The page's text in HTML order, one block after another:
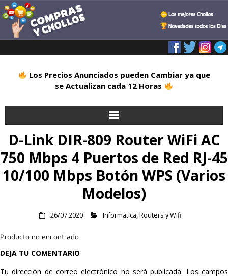
Los Precios Anunciados pueden Cambiar ya que
se Actualizan cada 12 Horas
Inicio
Alimentación
Deportes
Hogar
D-Link DIR-809 Router WiFi AC
750 Mbps 4 Puertos de Red RJ-45
10/100 Mbps Botón WPS (Varios
Modelos)
26/07 2020 Informática,Routers y Wifi
Producto no encontrado
DEJA TU COMENTARIO
Tu dirección de correo electrónico no será publicada. Los campos